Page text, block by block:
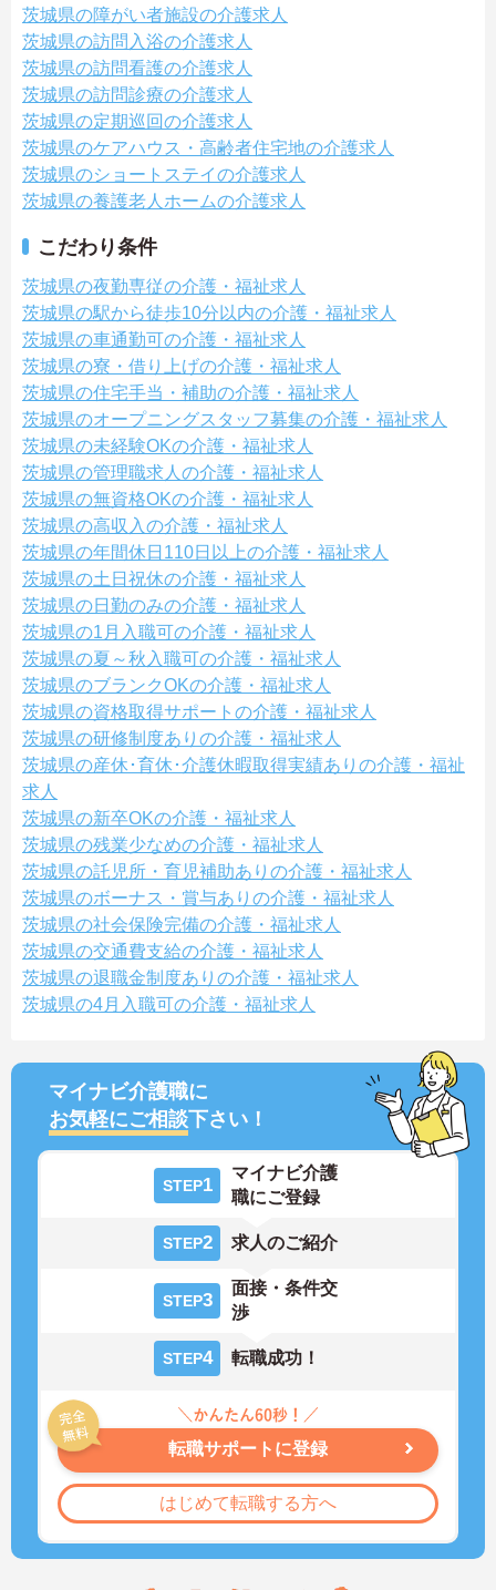
茨城県の障がい者施設の介護求人
茨城県の訪問入浴の介護求人
茨城県の訪問看護の介護求人
茨城県の訪問診療の介護求人
茨城県の定期巡回の介護求人
茨城県のケアハウス・高齢者住宅地の介護求人
茨城県のショートステイの介護求人
茨城県の養護老人ホームの介護求人
こだわり条件
茨城県の夜勤専従の介護・福祉求人
茨城県の駅から徒歩10分以内の介護・福祉求人
茨城県の車通勤可の介護・福祉求人
茨城県の寮・借り上げの介護・福祉求人
茨城県の住宅手当・補助の介護・福祉求人
茨城県のオープニングスタッフ募集の介護・福祉求人
茨城県の未経験OKの介護・福祉求人
茨城県の管理職求人の介護・福祉求人
茨城県の無資格OKの介護・福祉求人
茨城県の高収入の介護・福祉求人
茨城県の年間休日110日以上の介護・福祉求人
茨城県の土日祝休の介護・福祉求人
茨城県の日勤のみの介護・福祉求人
茨城県の1月入職可の介護・福祉求人
茨城県の夏～秋入職可の介護・福祉求人
茨城県のブランクOKの介護・福祉求人
茨城県の資格取得サポートの介護・福祉求人
茨城県の研修制度ありの介護・福祉求人
茨城県の産休･育休･介護休暇取得実績ありの介護・福祉
求人
茨城県の新卒OKの介護・福祉求人
茨城県の残業少なめの介護・福祉求人
茨城県の託児所・育児補助ありの介護・福祉求人
茨城県のボーナス・賞与ありの介護・福祉求人
茨城県の社会保険完備の介護・福祉求人
茨城県の交通費支給の介護・福祉求人
茨城県の退職金制度ありの介護・福祉求人
茨城県の4月入職可の介護・福祉求人
マイナビ介護職に
お気軽にご相談下さい！
STEP1
マイナビ介護
職にご登録
STEP2 求人のご紹介
STEP3
面接・条件交
渉
STEP4 転職成功！
転職サポートに登録
はじめて転職する方へ